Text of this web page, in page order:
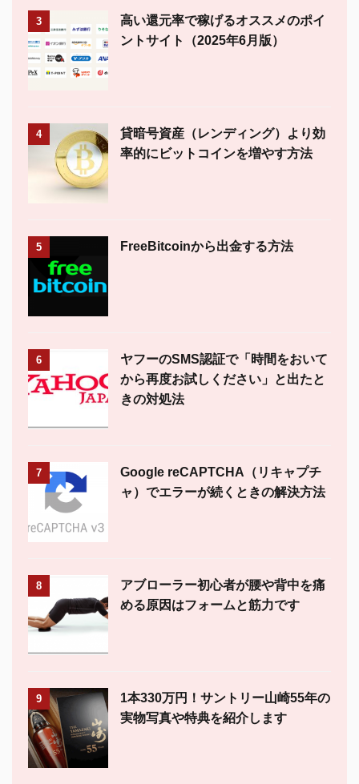
3
高い還元率で稼げるオススメのポイ
ントサイト（2025年6月版）
4
貸暗号資産（レンディング）より効
率的にビットコインを増やす方法
5 FreeBitcoinから出金する方法
6
ヤフーのSMS認証で「時間をおいて
から再度お試しください」と出たと
きの対処法
7
Google reCAPTCHA（リキャプチ
ャ）でエラーが続くときの解決方法
8
アブローラー初心者が腰や背中を痛
める原因はフォームと筋力です
9
1本330万円！サントリー山崎55年の
実物写真や特典を紹介します